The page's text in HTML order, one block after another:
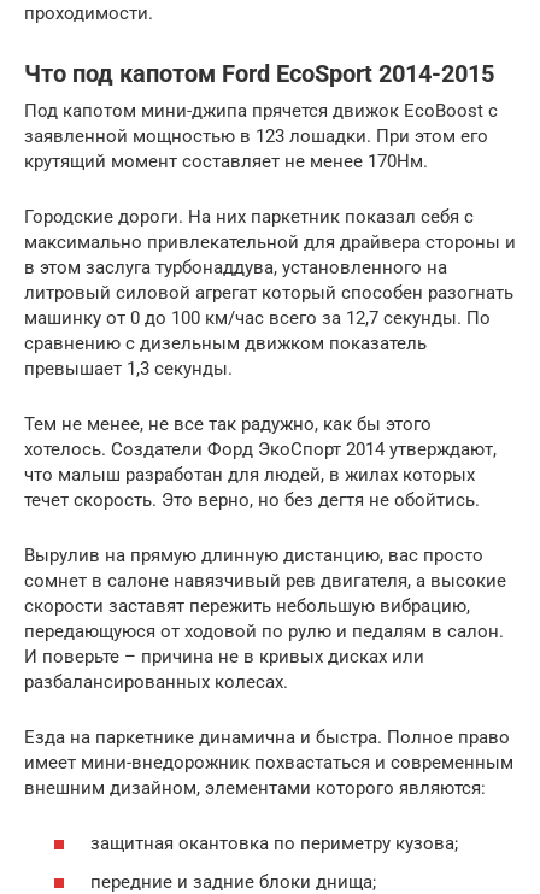
проходимости.
Что под капотом Ford EcoSport 2014-2015
Под капотом мини-джипа прячется движок EcoBoost с
заявленной мощностью в 123 лошадки. При этом его
крутящий момент составляет не менее 170Нм.
Городские дороги. На них паркетник показал себя с
максимально привлекательной для драйвера стороны и
в этом заслуга турбонаддува, установленного на
литровый силовой агрегат который способен разогнать
машинку от 0 до 100 км/час всего за 12,7 секунды. По
сравнению с дизельным движком показатель
превышает 1,3 секунды.
Тем не менее, не все так радужно, как бы этого
хотелось. Создатели Форд ЭкоСпорт 2014 утверждают,
что малыш разработан для людей, в жилах которых
течет скорость. Это верно, но без дегтя не обойтись.
Вырулив на прямую длинную дистанцию, вас просто
сомнет в салоне навязчивый рев двигателя, а высокие
скорости заставят пережить небольшую вибрацию,
передающуюся от ходовой по рулю и педалям в салон.
И поверьте – причина не в кривых дисках или
разбалансированных колесах.
Езда на паркетнике динамична и быстра. Полное право
имеет мини-внедорожник похвастаться и современным
внешним дизайном, элементами которого являются:
защитная окантовка по периметру кузова;
передние и задние блоки днища;